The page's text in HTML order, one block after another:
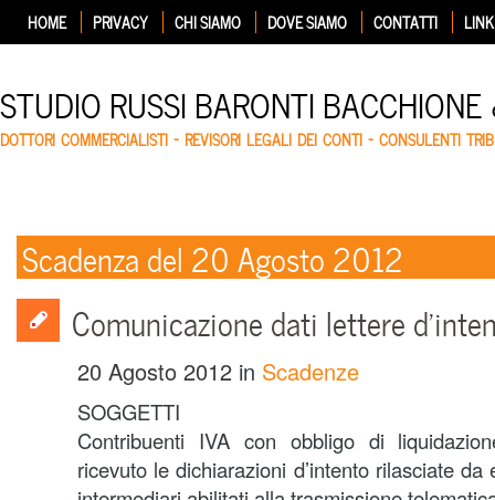
HOME PRIVACY CHI SIAMO DOVE SIAMO CONTATTI LINK
STUDIO RUSSI BARONTI
DOTTORI COMMERCIALISTI – REVISORI LEGALI DEI CONTI – CONSULENTI
Scadenza del 20 Agosto 2012
Comunicazione dati lettere
20 Agosto 2012 in Scadenze
SOGGETTI
Contribuenti IVA con obbligo di
ricevuto le dichiarazioni d’intento rilasciate